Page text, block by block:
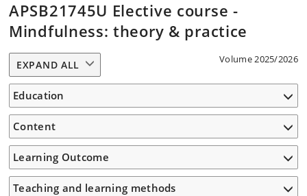
APSB21745U Elective course -
Mindfulness: theory & practice
Volume 2025/2026
EXPAND ALL
Education
Content
Learning Outcome
Teaching and learning methods